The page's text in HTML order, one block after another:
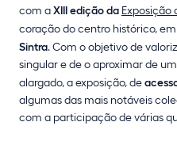
com aXIII edição da Exposição
coração do centro histórico,
Sintra. Com o objetivo de
singular e de o aproximar de
alargado, a exposição, de
algumas das mais notáveis
com a participação de várias